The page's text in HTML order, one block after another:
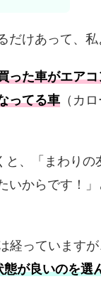
だけあって、
った車がエア
ってる車 （カ
、「まわり
いからです！
経っていますが
が良いのを選